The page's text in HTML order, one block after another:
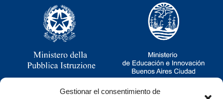
Gestionar el consentimiento de